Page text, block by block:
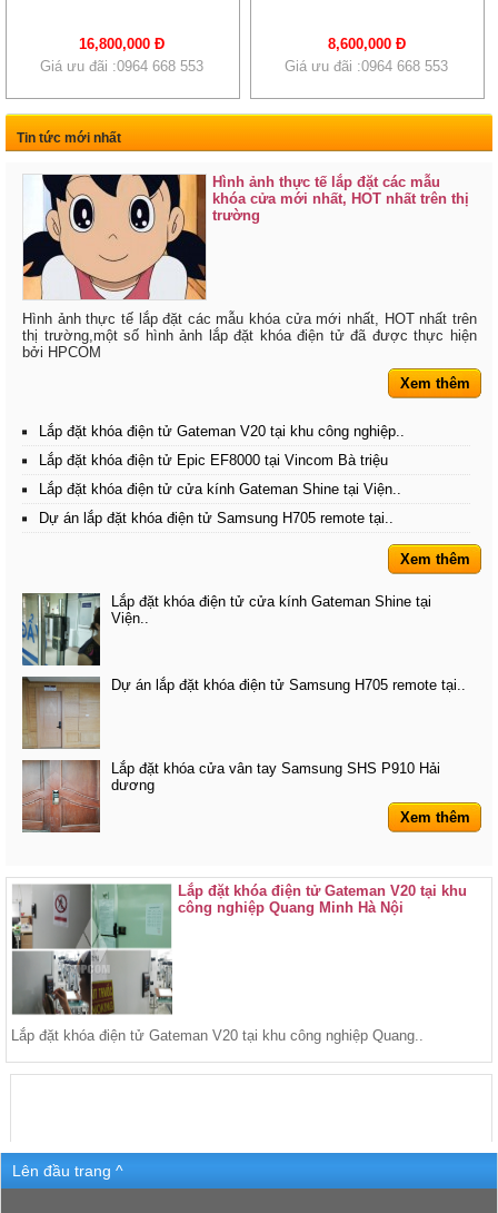
16,800,000 Đ
Giá ưu đãi :0964 668 553
8,600,000 Đ
Giá ưu đãi :0964 668 553
Tin tức mới nhất
Hình ảnh thực tế lắp đặt các mẫu
khóa cửa mới nhất, HOT nhất trên thị
trường
Hình ảnh thực tế lắp đặt các mẫu khóa cửa mới nhất, HOT nhất trên
thị trường,một số hình ảnh lắp đặt khóa điện tử đã được thực hiện
bởi HPCOM
Xem thêm
Lắp đặt khóa điện tử Gateman V20 tại khu công nghiệp..
Lắp đặt khóa điện tử Epic EF8000 tại Vincom Bà triệu
Lắp đặt khóa điện tử cửa kính Gateman Shine tại Viện..
Dự án lắp đặt khóa điện tử Samsung H705 remote tại..
Xem thêm
Lắp đặt khóa điện tử cửa kính Gateman Shine tại
Viện..
Dự án lắp đặt khóa điện tử Samsung H705 remote tại..
Lắp đặt khóa cửa vân tay Samsung SHS P910 Hải
dương
Xem thêm
Lắp đặt khóa điện tử Gateman V20 tại khu
công nghiệp Quang Minh Hà Nội
Lắp đặt khóa điện tử Gateman V20 tại khu công nghiệp Quang..
Lên đầu trang ^